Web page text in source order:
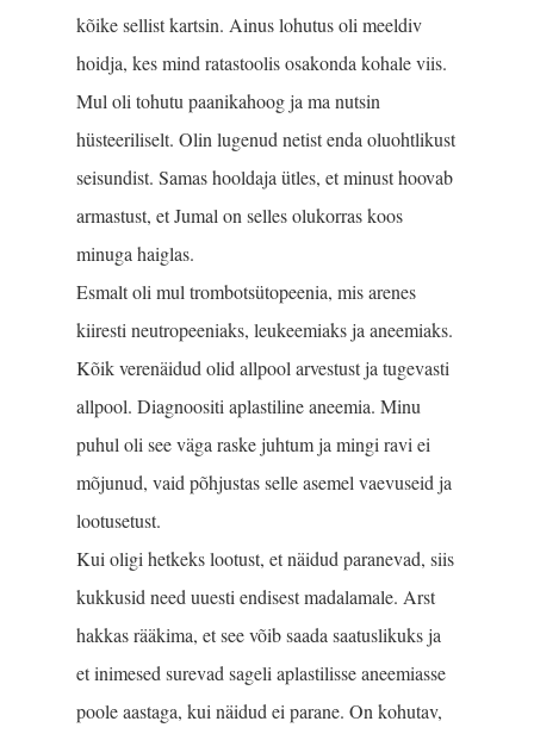
kõike sellist kartsin. Ainus lohutus oli meeldiv
hoidja, kes mind ratastoolis osakonda kohale viis.
Mul oli tohutu paanikahoog ja ma nutsin
hüsteeriliselt. Olin lugenud netist enda oluohtlikust
seisundist. Samas hooldaja ütles, et minust hoovab
armastust, et Jumal on selles olukorras koos
minuga haiglas.
Esmalt oli mul trombotsütopeenia, mis arenes
kiiresti neutropeeniaks, leukeemiaks ja aneemiaks.
Kõik verenäidud olid allpool arvestust ja tugevasti
allpool. Diagnoositi aplastiline aneemia. Minu
puhul oli see väga raske juhtum ja mingi ravi ei
mõjunud, vaid põhjustas selle asemel vaevuseid ja
lootusetust.
Kui oligi hetkeks lootust, et näidud paranevad, siis
kukkusid need uuesti endisest madalamale. Arst
hakkas rääkima, et see võib saada saatuslikuks ja
et inimesed surevad sageli aplastilisse aneemiasse
poole aastaga, kui näidud ei parane. On kohutav,